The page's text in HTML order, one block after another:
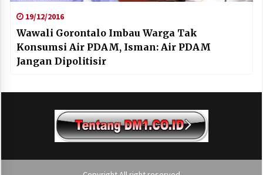
19/12/2016
Wawali Gorontalo Imbau Warga Tak
Konsumsi Air PDAM, Isman: Air PDAM
Jangan Dipolitisir